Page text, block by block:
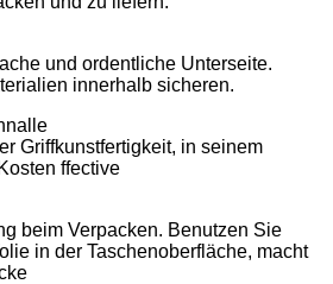
und ordentliche Unterseite.
innerhalb sicheren.
Griffkunstfertigkeit, in seinem
ffective
beim Verpacken. Benutzen Sie
in der Taschenoberfläche, macht